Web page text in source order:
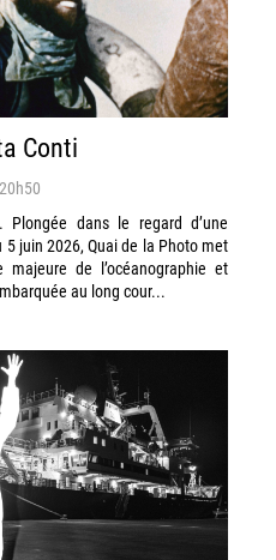
Conti
Plongée dans le regard d’une
juin 2026, Quai de la Photo met
de l’océanographie et
au long cour...